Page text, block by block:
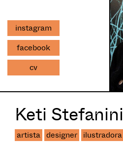
instagram
facebook
cv
Keti Stefanini
artista designer ilustradora